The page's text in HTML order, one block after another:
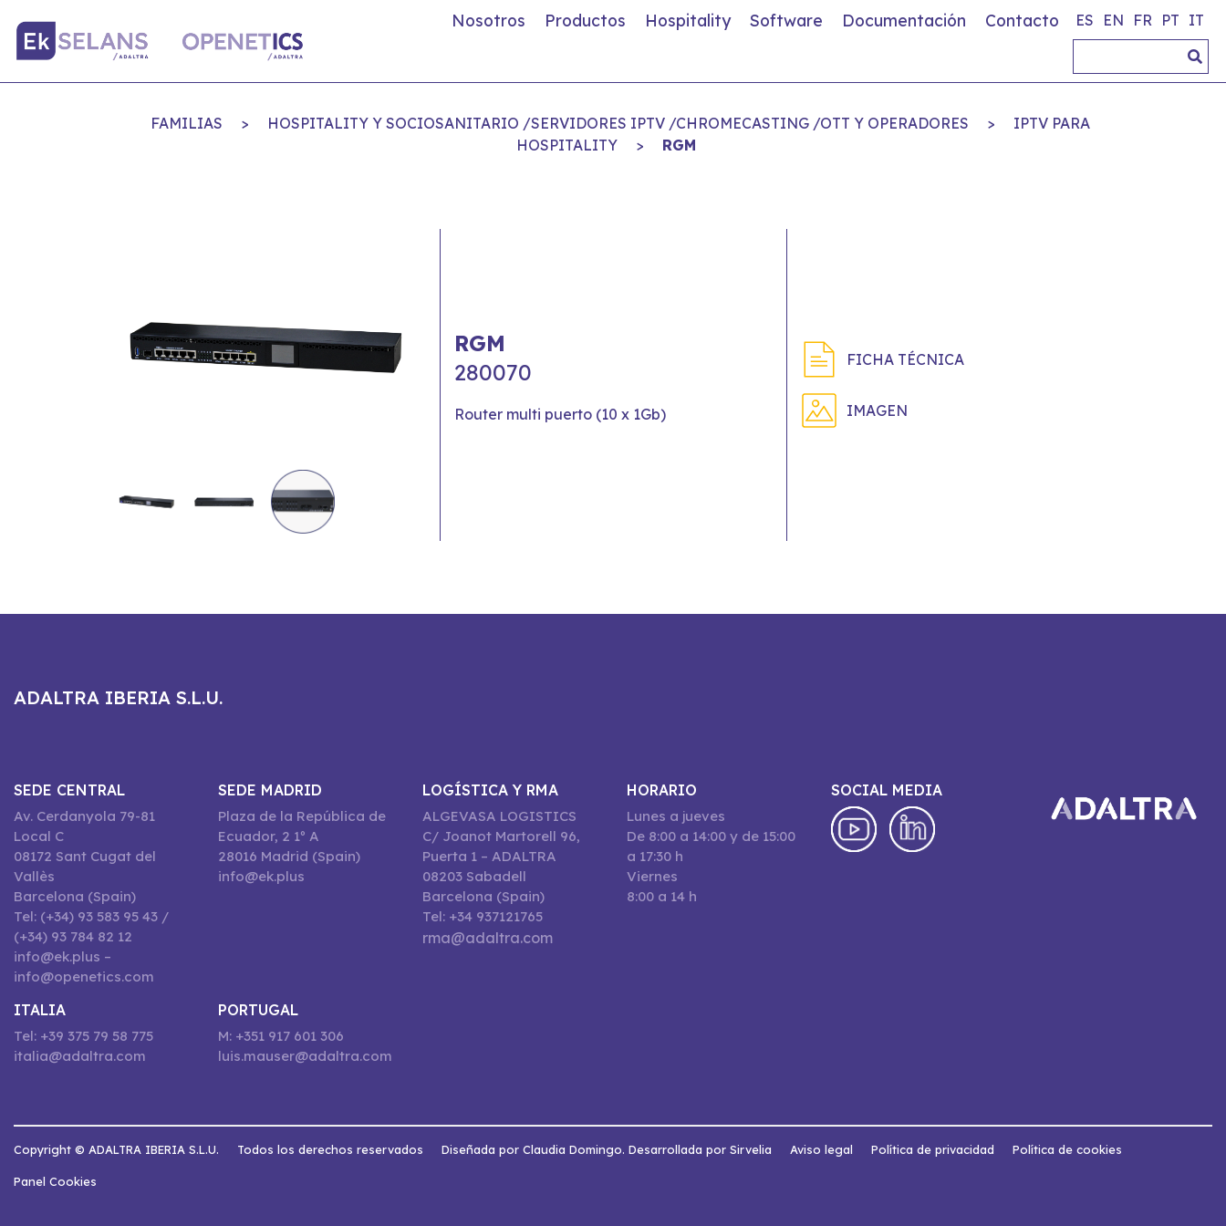
Nosotros Productos Hospitality Software Documentación Contacto ES EN FR PT IT
FAMILIAS > HOSPITALITY Y SOCIOSANITARIO /SERVIDORES IPTV /CHROMECASTING /OTT Y OPERADORES >
IPTV PARA
HOSPITALITY
> RGM
RGM
280070
Router multi puerto (10 x 1Gb)
FICHA TÉCNICA
IMAGEN
ADALTRA IBERIA S.L.U.
SEDE CENTRAL
Av. Cerdanyola 79-81
Local C
08172 Sant Cugat del
Vallès
Barcelona (Spain)
Tel: (+34) 93 583 95 43 /
(+34) 93 784 82 12
info@ek.plus –
info@openetics.com
SEDE MADRID
Plaza de la República de
Ecuador, 2 1º A
28016 Madrid (Spain)
info@ek.plus
LOGÍSTICA Y RMA
ALGEVASA LOGISTICS
C/ Joanot Martorell 96,
Puerta 1 – ADALTRA
08203 Sabadell
Barcelona (Spain)
Tel: +34 937121765
rma@adaltra.com
HORARIO
Lunes a jueves
De 8:00 a 14:00 y de 15:00
a 17:30 h
Viernes
8:00 a 14 h
SOCIAL MEDIA
ITALIA
Tel: +39 375 79 58 775
italia@adaltra.com
PORTUGAL
M: +351 917 601 306
luis.mauser@adaltra.com
Copyright © ADALTRA IBERIA S.L.U. Todos los derechos reservados Diseñada por Claudia Domingo. Desarrollada por Sirvelia Aviso legal Política de privacidad Política de cookies
Panel Cookies